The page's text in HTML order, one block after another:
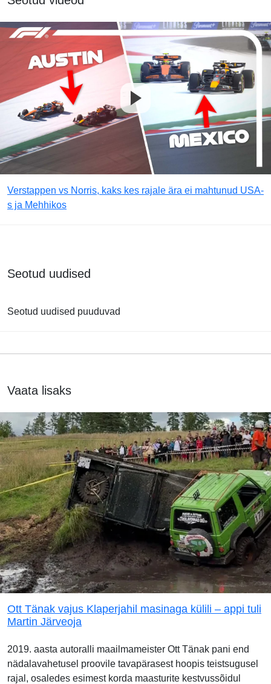
Verstappen vs Norris, kaks kes rajale ära ei mahtunud USA-
s ja Mehhikos
Seotud uudised
Seotud uudised puuduvad
Vaata lisaks
Ott Tänak vajus Klaperjahil masinaga külili – appi tuli
Martin Järveoja
2019. aasta autoralli maailmameister Ott Tänak pani end
nädalavahetusel proovile tavapärasest hoopis teistsugusel
rajal, osaledes esimest korda maasturite kestvussõidul